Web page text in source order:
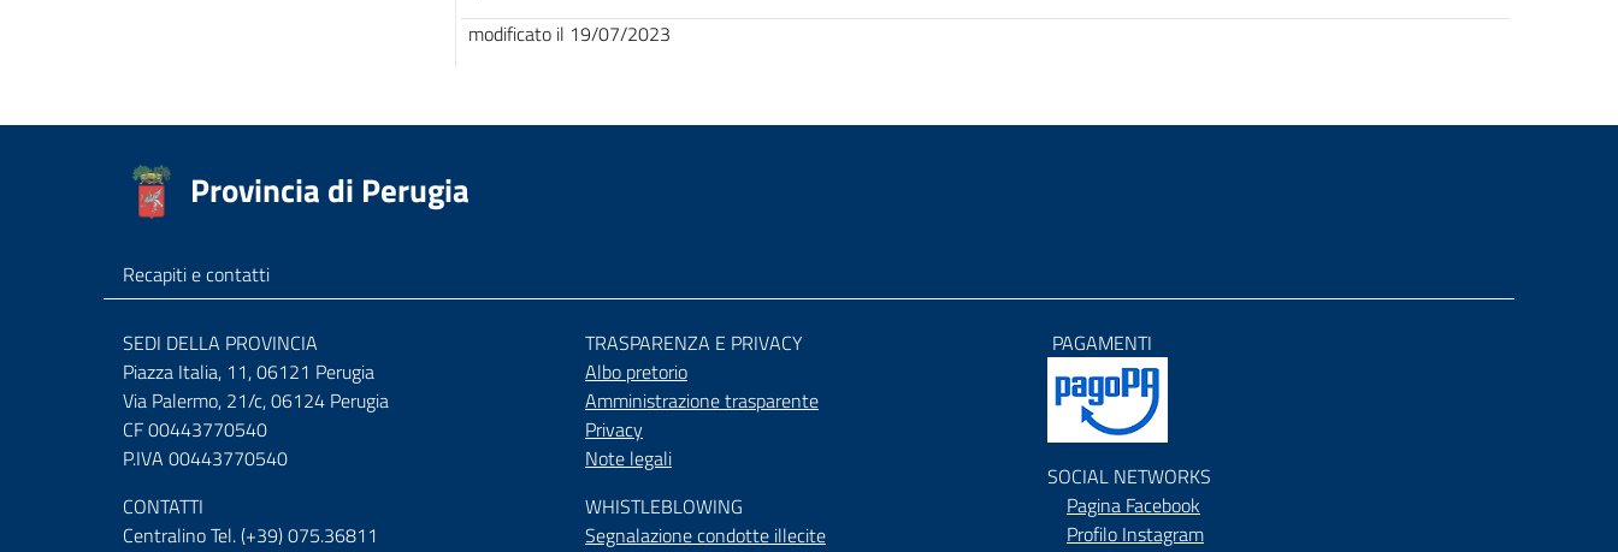
modificato il 19/07/2023
Provincia di Perugia
Recapiti e contatti
SEDI DELLA PROVINCIA
Piazza Italia, 11, 06121 Perugia
Via Palermo, 21/c, 06124 Perugia
CF 00443770540
P.IVA 00443770540
CONTATTI
Centralino Tel. (+39) 075.36811
TRASPARENZA E PRIVACY
Albo pretorio
Amministrazione trasparente
Privacy
Note legali
WHISTLEBLOWING
Segnalazione condotte illecite
PAGAMENTI
SOCIAL NETWORKS
Pagina Facebook
Profilo Instagram